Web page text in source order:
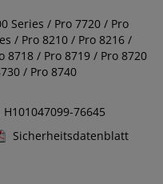
Series / Pro 7720 / Pro
/ Pro 8210 / Pro 8216 /
8718 / Pro 8719 / Pro 8720
/ Pro 8740
76645
Sicherheitsdatenblatt